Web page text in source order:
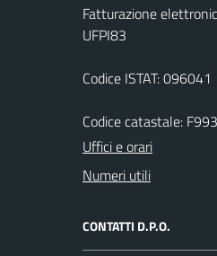
Fatturazione
UFPI83
Codice ISTAT: 096041
Codice catastale: F993
Uffici e orari
Numeri utili
CONTATTI D.P.O.